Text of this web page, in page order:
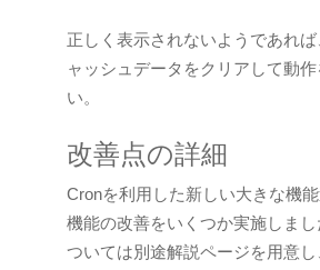
正しく表示されないようであれ
ャッシュデータをクリアして動
い。
改善点の詳細
Cronを利用した新しい大きな機
機能の改善をいくつか実施しま
ついては別途解説ページを用意